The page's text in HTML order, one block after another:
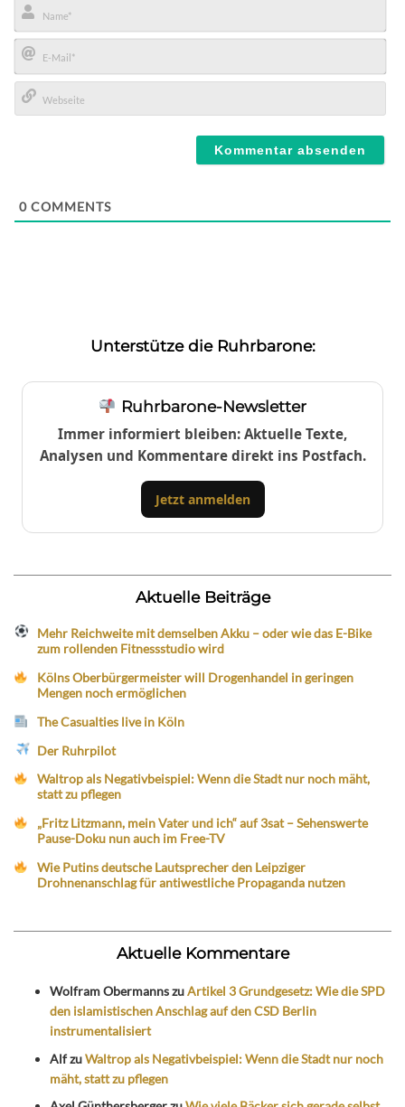
Name*
E-
Mail*
0 COMMENTS
Unterstütze die Ruhrbarone:
Ruhrbarone-Newsletter
Immer informiert bleiben: Aktuelle Texte,
Analysen und Kommentare direkt ins Postfach.
Jetzt anmelden
Aktuelle Beiträge
Mehr Reichweite mit demselben Akku – oder wie das E-Bike
zum rollenden Fitnessstudio wird
Kölns Oberbürgermeister will Drogenhandel in geringen
Mengen noch ermöglichen
The Casualties live in Köln
Der Ruhrpilot
Waltrop als Negativbeispiel: Wenn die Stadt nur noch mäht,
statt zu pflegen
„Fritz Litzmann, mein Vater und ich“ auf 3sat – Sehenswerte
Pause-Doku nun auch im Free-TV
Wie Putins deutsche Lautsprecher den Leipziger
Drohnenanschlag für antiwestliche Propaganda nutzen
Aktuelle Kommentare
Wolfram ObermannszuArtikel 3 Grundgesetz: Wie die SPD
den islamistischen Anschlag auf den CSD Berlin
instrumentalisiert
AlfzuWaltrop als Negativbeispiel: Wenn die Stadt nur noch
mäht, statt zu pflegen